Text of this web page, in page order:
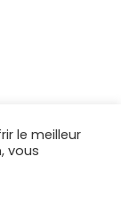
le meilleur
vous